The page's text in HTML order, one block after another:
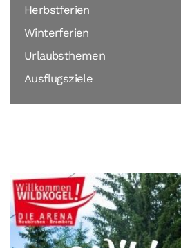
Herbstferien
Winterferien
Urlaubsthemen
Ausflugsziele